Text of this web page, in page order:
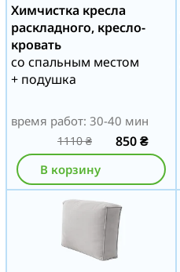
Химчистка кресла
раскладного, кресло-
кровать
со спальным местом
+ подушка
время работ: 30-40 мин
1110₴ 850₴
В корзину